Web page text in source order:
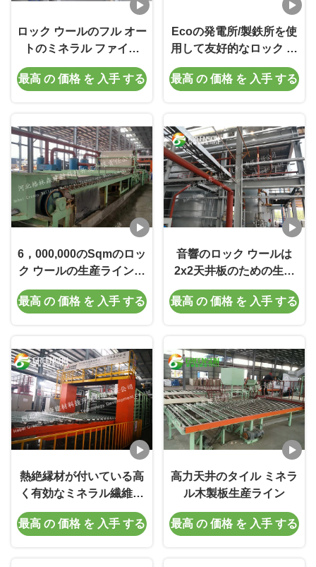
ロック ウールのフル オー
トのミネラル ファイバ
ー・ボード装置/耐久の生
産ラインは乗ります
最高 の 価格 を 入手 する
Ecoの発電所/製鉄所を使
用して友好的なロック ウ
ール サンドイッチ パネル
の生産ライン
最高 の 価格 を 入手 する
6，000,000のSqmのロッ
ク ウールの生産ライン、
音響のロック ウールの天
井板機械
最高 の 価格 を 入手 する
音響のロック ウールは
2x2天井板のための生産
ラインに乗ります
最高 の 価格 を 入手 する
熱絶縁材が付いている高
く有効なミネラル繊維の
天井板生産ライン
最高 の 価格 を 入手 する
高力天井のタイル ミネラ
ル木製板生産ライン
最高 の 価格 を 入手 する